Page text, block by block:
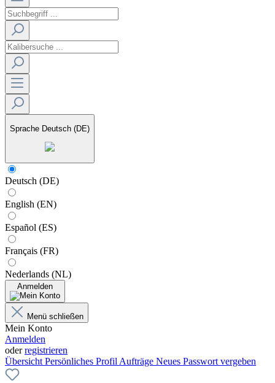
Sprache Deutsch (DE)
Deutsch (DE)
English (EN)
Español (ES)
Français (FR)
Nederlands (NL)
Anmelden
Menü schließen
Mein Konto
Anmelden
oderregistrieren
Übersicht Persönliches Profil Aufträge Neues Passwort vergeben